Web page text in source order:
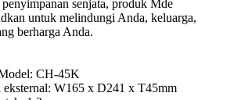
penyimpanan senjata, produk Mde
untuk melindungi Anda, keluarga,
berharga Anda.
CH-45K
eksternal: W165 x D241 x T45mm